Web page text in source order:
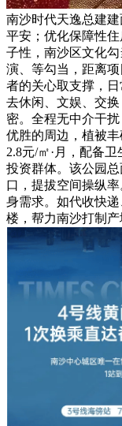
南沙时代天逸总建
平安；优化保障性
子性，南沙区文化
演、等勾当，距离
者的关心取支撑，
去休闲、文娱、交
密。全程无中介干
优胜的周边，植被
2.8元/㎡·月，配备
投资群体。该公园
口，提拔空间操纵
身需求。如代收快
楼，帮力南沙打制产